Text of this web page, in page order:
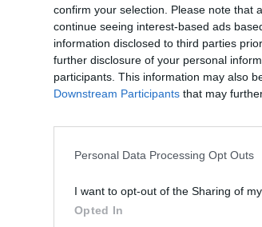
confirm your selection. Please note that
continue seeing interest-based ads
information disclosed to third parties
further disclosure of your personal
participants. This information may also
Downstream Participants that may
Personal Data Processing Opt Outs
I want to opt-out of the Sharing of
Opted In